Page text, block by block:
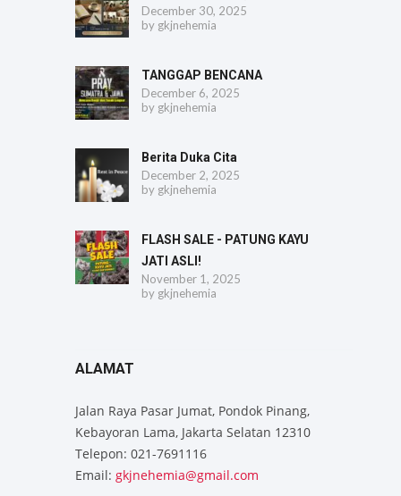
December 30, 2025
by gkjnehemia
TANGGAP BENCANA
December 6, 2025
by gkjnehemia
Berita Duka Cita
December 2, 2025
by gkjnehemia
FLASH SALE - PATUNG KAYU
JATI ASLI!
November 1, 2025
by gkjnehemia
ALAMAT
Jalan Raya Pasar Jumat, Pondok Pinang,
Kebayoran Lama, Jakarta Selatan 12310
Telepon: 021-7691116
Email: gkjnehemia@gmail.com